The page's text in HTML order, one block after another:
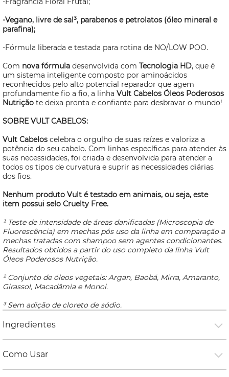
-Vegano, livre de sal³, parabenos e petrolatos (óleo mineral e
parafina);
-Fórmula liberada e testada para rotina de NO/LOW POO.
Com nova fórmula desenvolvida com Tecnologia HD, que é
um sistema inteligente composto por aminoácidos
reconhecidos pelo alto potencial reparador que agem
profundamente fio a fio, a linha Vult Cabelos Óleos Poderosos
Nutrição te deixa pronta e confiante para desbravar o mundo!
SOBRE VULT CABELOS:
Vult Cabelos celebra o orgulho de suas raízes e valoriza a
potência do seu cabelo. Com linhas específicas para atender às
suas necessidades, foi criada e desenvolvida para atender a
todos os tipos de curvatura e suprir as necessidades diárias
dos fios.
Nenhum produto Vult é testado em animais, ou seja, este
item possui selo Cruelty Free.
¹ Teste de intensidade de áreas danificadas (Microscopia de
Fluorescência) em mechas pós uso da linha em comparação a
mechas tratadas com shampoo sem agentes condicionantes.
Resultados obtidos a partir do uso completo da linha Vult
Óleos Poderosos Nutrição.
² Conjunto de óleos vegetais: Argan, Baobá, Mirra, Amaranto,
Girassol, Macadâmia e Monoi.
³ Sem adição de cloreto de sódio.
Ingredientes
Como Usar